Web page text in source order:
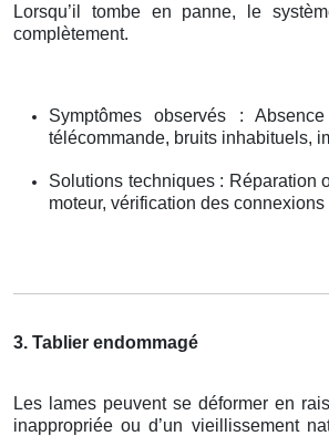
Lorsqu’il tombe en panne, le
complètement.
Symptômes observés :
télécommande, bruits inhabituels,
Solutions techniques : Réparation
moteur, vérification des
3. Tablier endommagé
Les lames peuvent se déformer en
inappropriée ou d’un vieillissement